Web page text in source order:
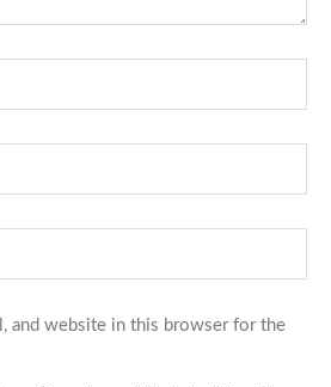
and website in this browser for the